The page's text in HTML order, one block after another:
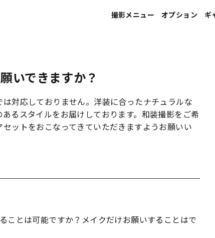
撮影メニュー
就活写真
就活写真（エアライン向け）
オプション
印刷
ギ
いできますか？
対応しておりません。洋装に合ったナチュラルな
るスタイルをお届けしております。和装撮影をご希
ットをおこなってきていただきますようお願いい
ことは可能ですか？メイクだけお願いすることはで